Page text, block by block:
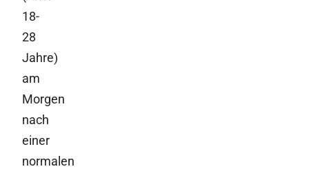
18-
28
Jahre)
am
Morgen
nach
einer
normalen